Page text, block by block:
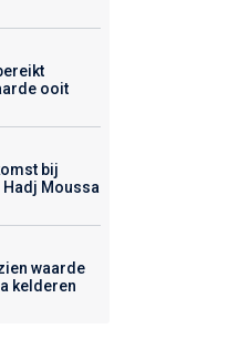
ooit
bij
Moussa
waarde
kelderen